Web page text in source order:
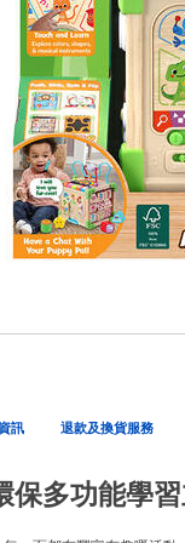
訊 退款及換貨服務
保多功能學